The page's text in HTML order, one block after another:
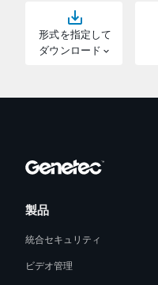
形式を指定して
ダウンロード
製品
統合セキュリティ
ビデオ管理